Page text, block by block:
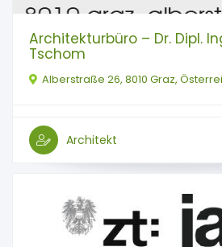
Architekturbüro – Dr. Dipl.
Tschom
Alberstraße 26, 8010 Graz,
Architekt